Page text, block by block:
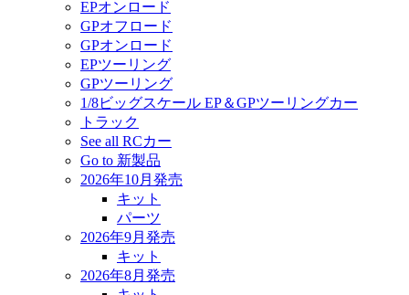
EPオンロード
GPオフロード
GPオンロード
EPツーリング
GPツーリング
1/8ビッグスケール EP＆GPツーリングカー
トラック
See all RCカー
Go to 新製品
2026年10月発売
キット
パーツ
2026年9月発売
キット
2026年8月発売